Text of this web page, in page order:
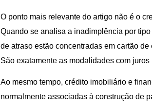
O ponto mais relevante do artigo não é o
Quando se analisa a inadimplência por
de atraso estão concentradas em cartão
São exatamente as modalidades com
Ao mesmo tempo, crédito imobiliário e
normalmente associadas à construção de